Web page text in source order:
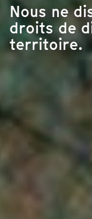
Nous ne
droits de
territoire.